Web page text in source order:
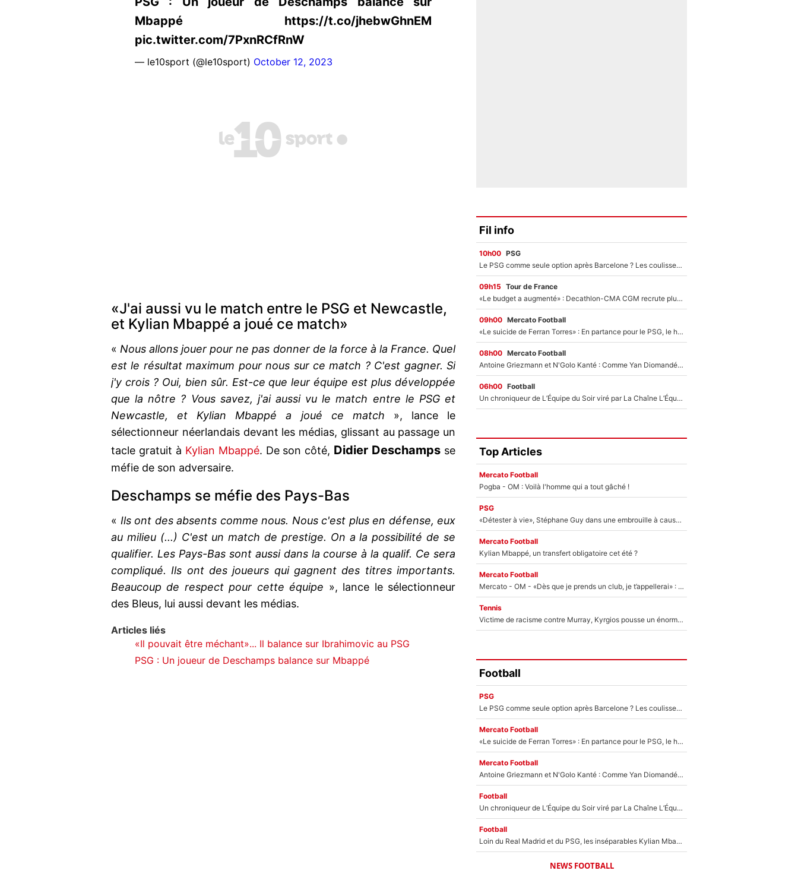
Mbappé https://t.co/jhebwGhnEM
pic.twitter.com/7PxnRCfRnW
— le10sport (@le10sport) October 12, 2023
«J'ai aussi vu le match entre le PSG et Newcastle,
et Kylian Mbappé a joué ce match»
«Nous allons jouer pour ne pas donner de la force à la France. Quel
est le résultat maximum pour nous sur ce match ? C'est gagner. Si
j'y crois ? Oui, bien sûr. Est-ce que leur équipe est plus développée
que la nôtre ? Vous savez, j'ai aussi vu le match entre le PSG et
Newcastle, et Kylian Mbappé a joué ce match », lance le
sélectionneur néerlandais devant les médias, glissant au passage un
tacle gratuit à Kylian Mbappé. De son côté, Didier Deschamps se
méfie de son adversaire.
Deschamps se méfie des Pays-Bas
« Ils ont des absents comme nous. Nous c'est plus en défense, eux
au milieu (...) C'est un match de prestige. On a la possibilité de se
qualifier. Les Pays-Bas sont aussi dans la course à la qualif. Ce sera
compliqué. Ils ont des joueurs qui gagnent des titres importants.
Beaucoup de respect pour cette équipe », lance le sélectionneur
des Bleus, lui aussi devant les médias.
Articles liés
«Il pouvait être méchant»... Il balance sur Ibrahimovic au PSG
PSG : Un joueur de Deschamps balance sur Mbappé
Fil info
10h00 PSG
Le PSG comme seule option après Barcelone ? Les coulisses de la signature historique de Lionel Messi sont révélées au grand jour !
09h15 Tour de France
«Le budget a augmenté» : Decathlon-CMA CGM recrute plusieurs coureurs pour offrir à Paul Seixas une équipe pour gagner le Tour de France 2027
09h00 Mercato Football
«Le suicide de Ferran Torres» : En partance pour le PSG, le héros de la finale de la Coupe du monde s'attire les foudres de la presse espagnole !
08h00 Mercato Football
Antoine Griezmann et N'Golo Kanté : Comme Yan Diomandé, les deux champions du monde ont refusé de signer au PSG !
06h00 Football
Un chroniqueur de L’Équipe du Soir viré par La Chaîne L’Équipe : Même Olivier Ménard n’avait pas pu empêcher son départ, «je l’ai appris sur Twitter, je l’ai vécu assez mal»
Top Articles
Mercato Football
Pogba - OM : Voilà l'homme qui a tout gâché !
PSG
«Détester à vie», Stéphane Guy dans une embrouille à cause du PSG !
Mercato Football
Kylian Mbappé, un transfert obligatoire cet été ?
Mercato Football
Mercato - OM - «Dès que je prends un club, je t’appellerai» : La promesse de Marcelino au moment de claquer la porte
Tennis
Victime de racisme contre Murray, Kyrgios pousse un énorme coup de gueule !
Football
PSG
Le PSG comme seule option après Barcelone ? Les coulisses de la signature historique de Lionel Messi sont révélées au grand jour !
Mercato Football
«Le suicide de Ferran Torres» : En partance pour le PSG, le héros de la finale de la Coupe du monde s'attire les foudres de la presse espagnole !
Mercato Football
Antoine Griezmann et N'Golo Kanté : Comme Yan Diomandé, les deux champions du monde ont refusé de signer au PSG !
Football
Un chroniqueur de L’Équipe du Soir viré par La Chaîne L’Équipe : Même Olivier Ménard n’avait pas pu empêcher son départ, «je l’ai appris sur Twitter, je l’ai vécu assez mal»
Football
Loin du Real Madrid et du PSG, les inséparables Kylian Mbappé et Achraf Hakimi changent d'équipe le temps d'une journée !
NEWS FOOTBALL